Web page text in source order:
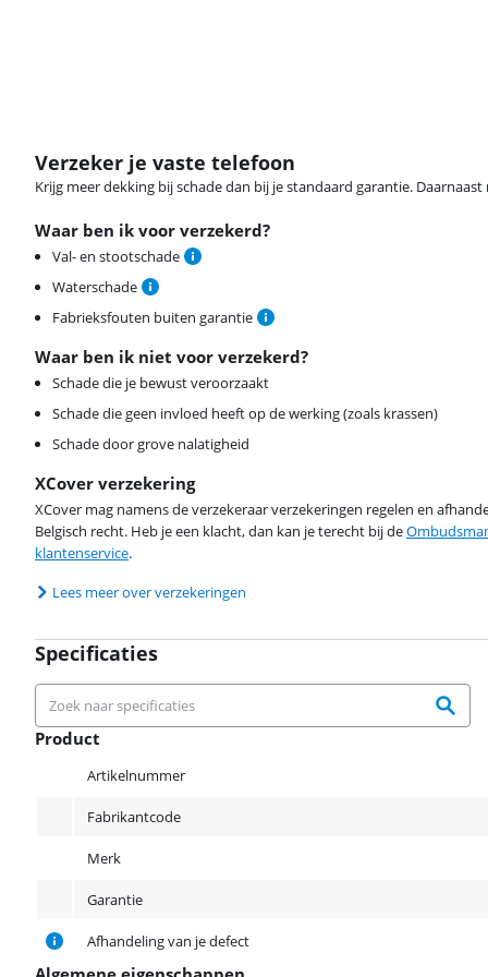
Verzeker je vaste telefoon
Krijg meer dekking bij schade dan bij je standaard garantie.
Waar ben ik voor verzekerd?
Val- en stootschade
Waterschade
Fabrieksfouten buiten garantie
Waar ben ik niet voor verzekerd?
Schade die je bewust veroorzaakt
Schade die geen invloed heeft op de werking (zoals krassen)
Schade door grove nalatigheid
XCover verzekering
XCover mag namens de verzekeraar verzekeringen regelen en
Belgisch recht. Heb je een klacht, dan kan je terecht bij de
klantenservice.
Lees meer over verzekeringen
Specificaties
Product
Artikelnummer
Fabrikantcode
Merk
Garantie
Afhandeling van je defect